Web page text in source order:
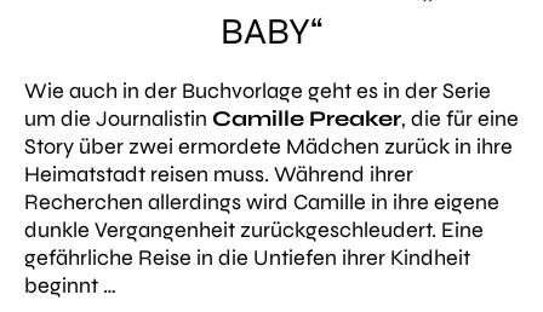
BABY“
Wie auch in der Buchvorlage geht es in der Serie
um die Journalistin Camille Preaker, die für eine
Story über zwei ermordete Mädchen zurück in ihre
Heimatstadt reisen muss. Während ihrer
Recherchen allerdings wird Camille in ihre eigene
dunkle Vergangenheit zurückgeschleudert. Eine
gefährliche Reise in die Untiefen ihrer Kindheit
beginnt …